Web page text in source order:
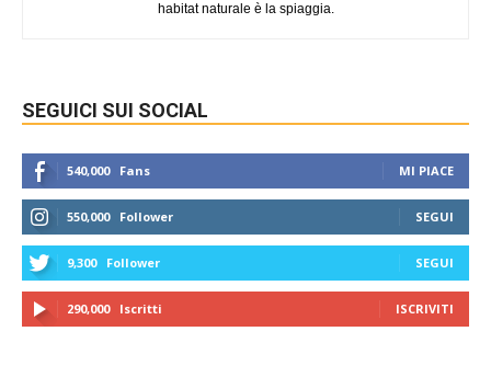
habitat naturale è la spiaggia.
SEGUICI SUI SOCIAL
540,000 Fans MI PIACE
550,000 Follower SEGUI
9,300 Follower SEGUI
290,000 Iscritti ISCRIVITI